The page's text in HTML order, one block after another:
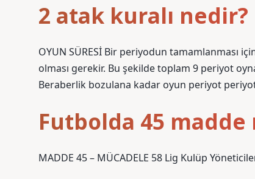
2 atak kuralı nedir?
OYUN SÜRESİ Bir periyodun tamamlanması
olması gerekir. Bu şekilde toplam 9 periyot
Beraberlik bozulana kadar oyun periyot periyot
Futbolda 45 madde
MADDE 45 – MÜCADELE 58 Lig Kulüp